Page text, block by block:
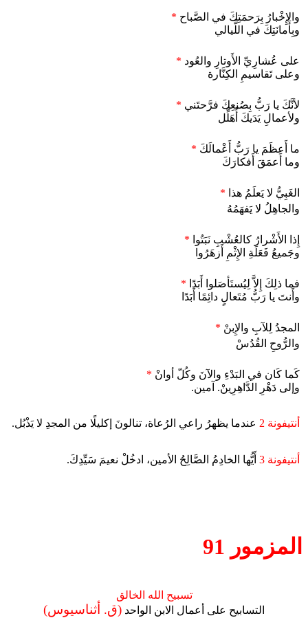
والإِخْبارُ بِرَحمَتِكَ في الصَّباح *
وبِأَمانَتِكَ في اللَّيالي
على عُشارِيِّ الأَوتارِ والعُود *
وعلى تَقاسيمِ الكِنَّارة
لأنَّكَ يا رَبُّ بِصُنعِكَ فرَّحتَني *
ولأعمالِ يَدَيكَ أُهَلِّل
ما أَعظَمَ يا رَبُّ أَعْمالَكَ *
وما أَعمَقَ أَفكارَكَ
الغَبِيُّ لا يَعلَمُ هذا *
والجاهِلُ لا يَفهَمُهُ
إِذا الأَشْرارُ كالعُشْبِ نَبَتُوا *
وجَميعُ فَعَلَةِ الإِثْمِ أَزهَرُوا
فما ذلِكَ إِلاَّ لِيُستَأصَلوا أَبَدًا *
وأَنتَ يا رَبُّ مُتَعالٍ دائِمًا أَبَدًا
المجدُ لِلآبِ والإِبنْ *
والرُّوحِ القُدُسْ
كَما كَان في البَدْءِ والآنَ وكُلّ أوانْ *
وإلى دَهْرِ الدَّاهِرِينْ. آمين.
أنتيفونة 2 عندما يظهرُ راعي الرُعاة، تنالونَ إكليلًا من المجدِ لا يَذْبُل.
أنتيفونة 3 أَيُّها الخادِمُ الصَّالِحُ الأمين، ادخُلْ نعيمَ سَيِّدِكَ.
المزمور 91
تسبيح الله الخالق
التسابيح على أعمال الابن الواحد (ق. أثناسيوس)